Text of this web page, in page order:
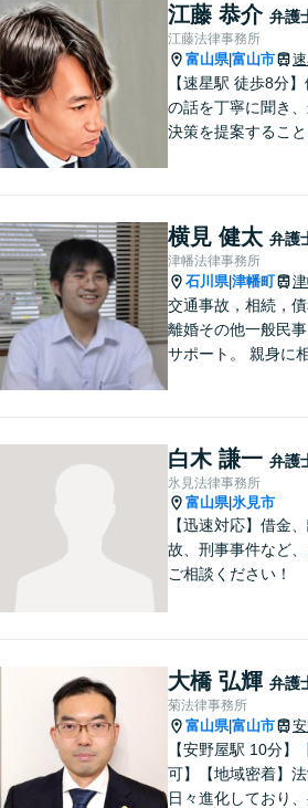
江藤 恭介 弁護
江藤法律事務所
富山県|富山市
【速星駅 徒歩8分
の話を丁寧に聞き
決策を提案すること
ださい。
横見 健太 弁護
津幡法律事務所
石川県|津幡町
交通事故，相続，債
離婚その他一般民事
サポート。 親身に
白木 謙一 弁護
氷見法律事務所
富山県| 氷見市
【迅速対応】借金
故、刑事事件など
ご相談ください！
大橋 弘輝 弁護
菊法律事務所
富山県|富山市
【安野屋駅 10分】
可】【地域密着】
日々進化しており、